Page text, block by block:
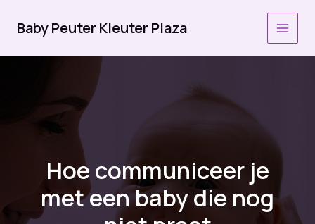
naar
inhoud
Baby Peuter Kleuter Plaza
Hoe communiceer je
met een baby die nog